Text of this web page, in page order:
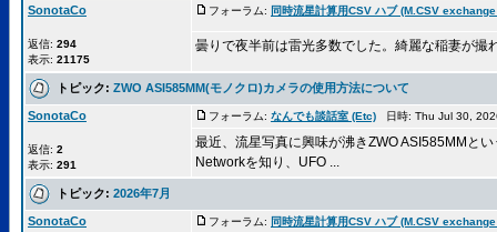
SonotaCo
返信: 294
表示: 21175
フォーラム: 同時流星計算用CSV ハブ (M.CSV
曇りで夜半前は雷光多数でした。綺麗な稲妻が撮
トピック: ZWO ASI585MM(モノクロ)カメラの使用方法について
SonotaCo
返信: 2
表示: 291
フォーラム: なんでも談話室 (Etc) 日時: Thu Jul 30,
最近、流星写真に興味が沸きZWO ASI585MMと
Networkを知り、UFO ...
トピック: 2026年7月
SonotaCo フォーラム: 同時流星計算用CSV ハブ (M.CSV